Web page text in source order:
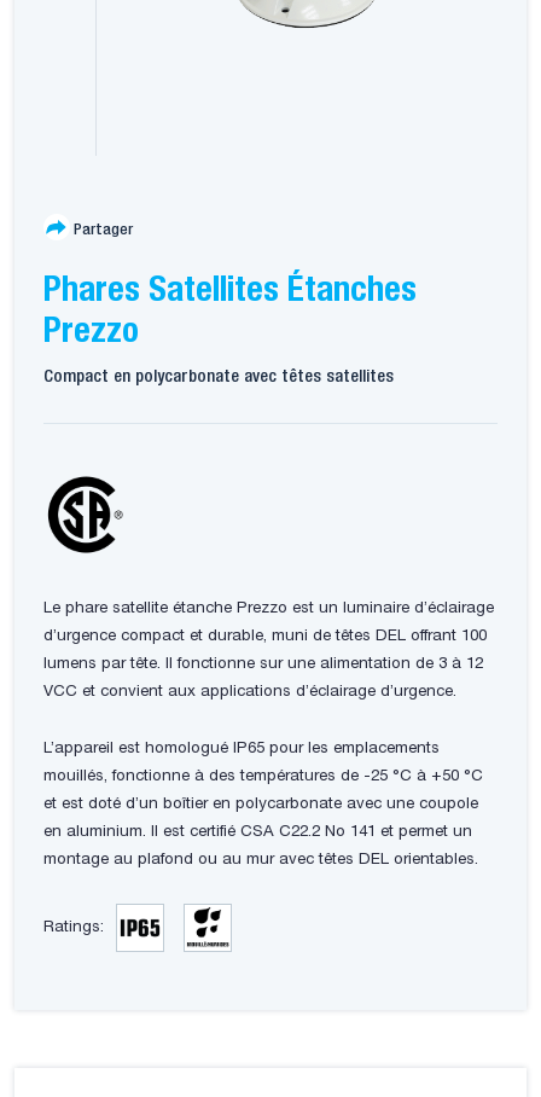
Partager
Phares Satellites Étanches
Prezzo
Compact en polycarbonate avec têtes satellites
Le phare satellite étanche Prezzo est un luminaire d’éclairage
d’urgence compact et durable, muni de têtes DEL offrant 100
lumens par tête. Il fonctionne sur une alimentation de 3 à 12
VCC et convient aux applications d’éclairage d’urgence.
L’appareil est homologué IP65 pour les emplacements
mouillés, fonctionne à des températures de -25 °C à +50 °C
et est doté d’un boîtier en polycarbonate avec une coupole
en aluminium. Il est certifié CSA C22.2 No 141 et permet un
montage au plafond ou au mur avec têtes DEL orientables.
Ratings: